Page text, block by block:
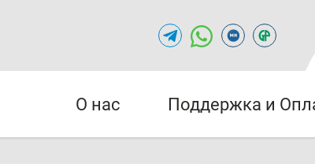
О нас Поддержка и